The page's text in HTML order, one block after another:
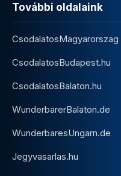
További oldalaink
CsodalatosMagyarorszag
CsodalatosBudapest.hu
CsodalatosBalaton.hu
WunderbarerBalaton.de
WunderbaresUngarn.de
Jegyvasarlas.hu